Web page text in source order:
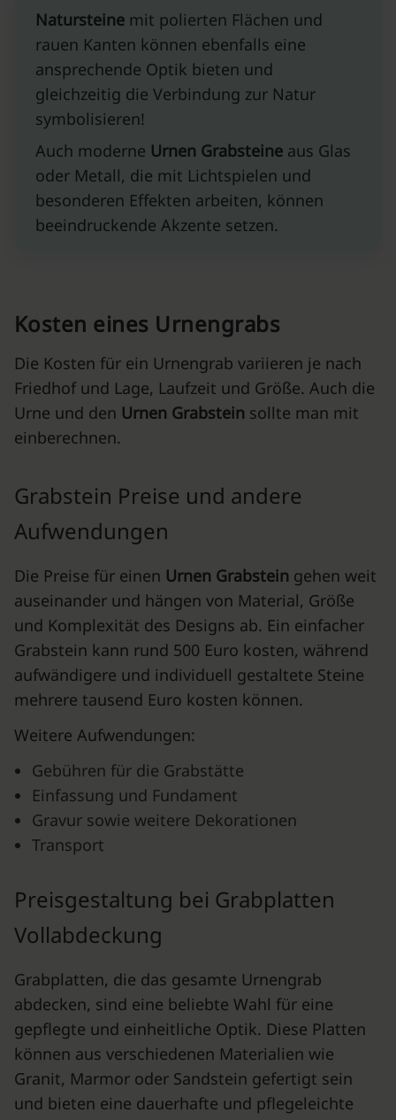
Natursteine mit polierten Flächen und
rauen Kanten können ebenfalls eine
ansprechende Optik bieten und
gleichzeitig die Verbindung zur Natur
symbolisieren!
Auch moderne Urnen Grabsteine aus Glas
oder Metall, die mit Lichtspielen und
besonderen Effekten arbeiten, können
beeindruckende Akzente setzen.
Kosten eines Urnengrabs
Die Kosten für ein Urnengrab variieren je nach
Friedhof und Lage, Laufzeit und Größe. Auch die
Urne und den Urnen Grabstein sollte man mit
einberechnen.
Grabstein Preise und andere
Aufwendungen
Die Preise für einen Urnen Grabstein gehen weit
auseinander und hängen von Material, Größe
und Komplexität des Designs ab. Ein einfacher
Grabstein kann rund 500 Euro kosten, während
aufwändigere und individuell gestaltete Steine
mehrere tausend Euro kosten können.
Weitere Aufwendungen:
Gebühren für die Grabstätte
Einfassung und Fundament
Gravur sowie weitere Dekorationen
Transport
Preisgestaltung bei Grabplatten
Vollabdeckung
Grabplatten, die das gesamte Urnengrab
abdecken, sind eine beliebte Wahl für eine
gepflegte und einheitliche Optik. Diese Platten
können aus verschiedenen Materialien wie
Granit, Marmor oder Sandstein gefertigt sein
und bieten eine dauerhafte und pflegeleichte